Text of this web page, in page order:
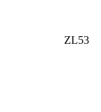
ZL53